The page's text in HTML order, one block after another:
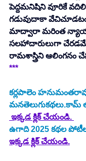
పెద్దమనిషిని వూరికే వదిలి
గడువుదాకా
మాద్వారా మరింత
సలహాదారులుగా
రామశాస్త్రిని ఆలింగనం
***
కర్లపాలెం
మనతెలుగుకథలు.కామ్
ఇక్కడ క్లిక్ చేయండి.
ఉగాది 2025 కథల
ఇక్కడ క్లిక్ చేయండి.